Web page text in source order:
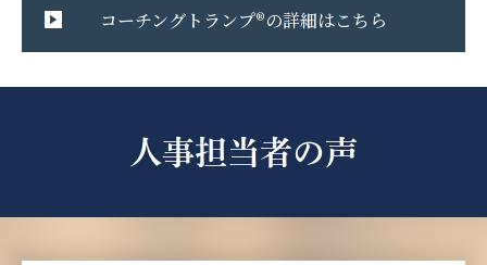
コーチングトランプ®の詳細はこちら
人事担当者の声